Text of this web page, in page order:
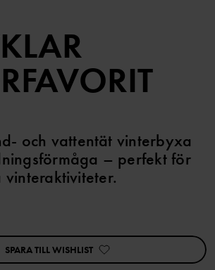
och vattentät vinterbyxa
– perfekt för
heltejpade sömmar
SPARA TILL WISHLIST